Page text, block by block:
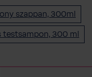
szappan, 300ml
testsampon, 300 ml